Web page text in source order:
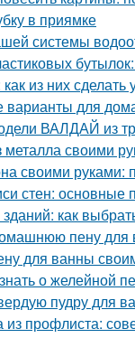
в приямке
системы
из них
варианты для
ВАЛДАЙ из
металла своими
своими
стен:
как
пену для
для ванны
о желейной
пудру для
профлиста: